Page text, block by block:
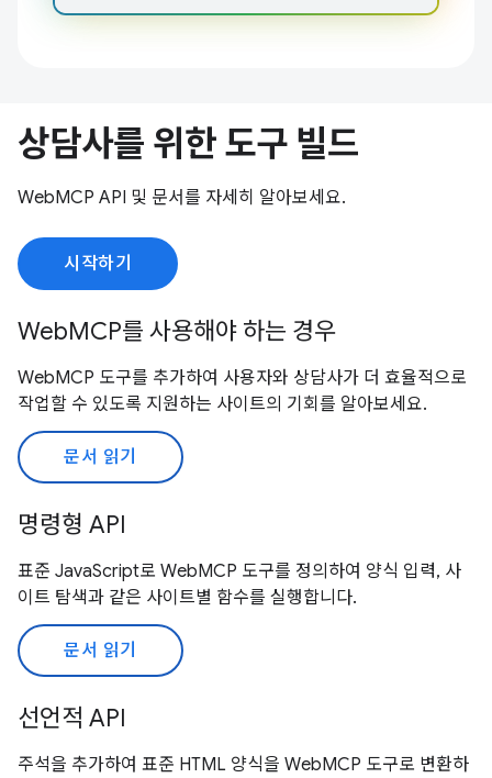
상담사를 위한 도구 빌드
WebMCP API 및 문서를 자세히 알아보세요.
시작하기
WebMCP를 사용해야 하는 경우
WebMCP 도구를 추가하여 사용자와 상담사가 더 효율적으로
작업할 수 있도록 지원하는 사이트의 기회를 알아보세요.
문서 읽기
명령형 API
표준 JavaScript로 WebMCP 도구를 정의하여 양식 입력, 사
이트 탐색과 같은 사이트별 함수를 실행합니다.
문서 읽기
선언적 API
주석을 추가하여 표준 HTML 양식을 WebMCP 도구로 변환하